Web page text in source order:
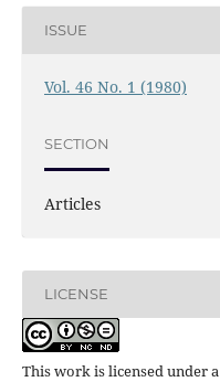
ISSUE
Vol. 46 No. 1 (1980)
SECTION
Articles
LICENSE
This work is licensed under a